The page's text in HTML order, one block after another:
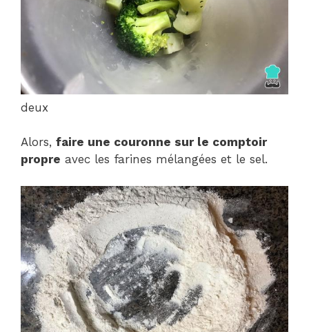
deux
Alors, faire une couronne sur le comptoir
propre avec les farines mélangées et le sel.